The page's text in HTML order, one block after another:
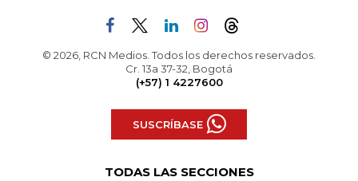
© 2026, RCN Medios. Todos los derechos reservados.
Cr. 13a 37-32, Bogotá
(+57) 1 4227600
SUSCRÍBASE
TODAS LAS SECCIONES